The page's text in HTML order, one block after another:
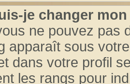
je changer
ne pouvez pas
apparaît sous
dans votre profil
les rangs pour